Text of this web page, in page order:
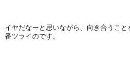
イヤだなーと思いながら、向き合うこ
番ツライのです。